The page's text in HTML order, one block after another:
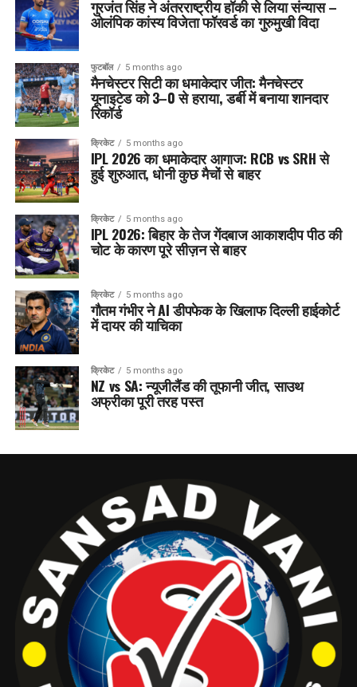
गुरजंत सिंह ने अंतरराष्ट्रीय हॉकी से लिया संन्यास –
ओलंपिक कांस्य विजेता फॉरवर्ड का गुरुमुखी विदा
फुटबॉल 5 months ago
मैनचेस्टर सिटी का धमाकेदार जीत: मैनचेस्टर
यूनाइटेड को 3–0 से हराया, डर्बी में बनाया शानदार
रिकॉर्ड
क्रिकेट 5 months ago
IPL 2026 का धमाकेदार आगाज: RCB vs SRH से
हुई शुरुआत, धोनी कुछ मैचों से बाहर
क्रिकेट 5 months ago
IPL 2026: बिहार के तेज गेंदबाज आकाशदीप पीठ की
चोट के कारण पूरे सीज़न से बाहर
क्रिकेट 5 months ago
गौतम गंभीर ने AI डीपफेक के खिलाफ दिल्ली हाईकोर्ट
में दायर की याचिका
क्रिकेट 5 months ago
NZ vs SA: न्यूजीलैंड की तूफानी जीत, साउथ
अफ्रीका पूरी तरह पस्त